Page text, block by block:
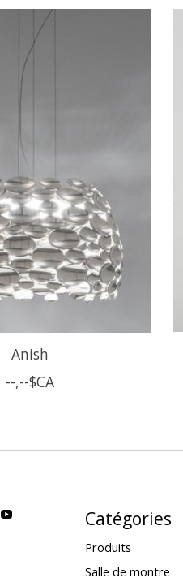
de produits
Anish
--,--$CA
Catégories
Produits
Salle de montre